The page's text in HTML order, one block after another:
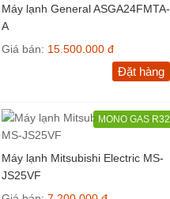
Máy lạnh General ASGA24FMTA-
A
Giá bán: 15.500.000 đ
Đặt hàng
MONO GAS R32
Máy lạnh Mitsubishi Electric MS-
JS25VF